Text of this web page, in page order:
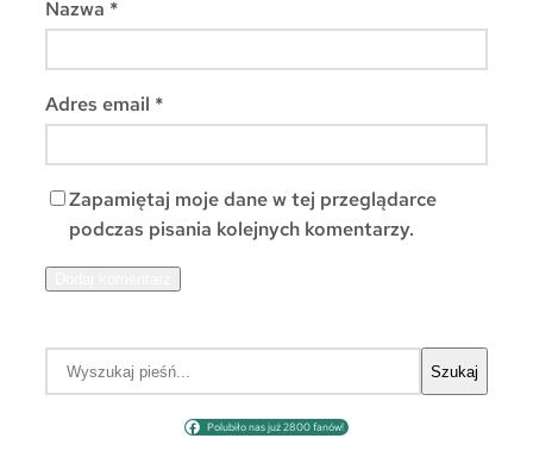
Nazwa *
Adres email *
Zapamiętaj moje dane w tej przeglądarce
podczas pisania kolejnych komentarzy.
Szukaj
Polubiło nas już 2800 fanów!